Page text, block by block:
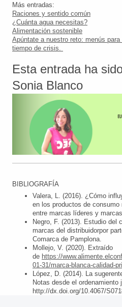
Más entradas:
Raciones y sentido común
¿Cuánta agua necesitas?
Alimentación sostenible
Apúntate a nuestro reto: menús
tiempo de crisis.
Esta entrada ha
Sonia Blanco
BIBLIOGRAFÍA
Valera, L. (2016). ¿Cómo
en los productos de
entre marcas líderes y
Negro, F. (2013). Estudio del
marcas del distribuidorpor
Comarca de Pamplona.
Mollejo, V. (2020). Extraído
de https://
01-31/marca-blanca-calidad-
López, D. (2014). La
Notas desde el ordenamiento
http://dx.doi.org/10.4067/